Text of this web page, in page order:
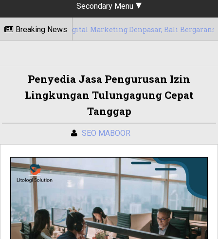
Secondary Menu
Breaking News
Digital Marketing Denpasar, Bali Bergaransi
Penyedia Jasa Pengurusan Izin
Lingkungan Tulungagung Cepat
Tanggap
SEO MABOOR